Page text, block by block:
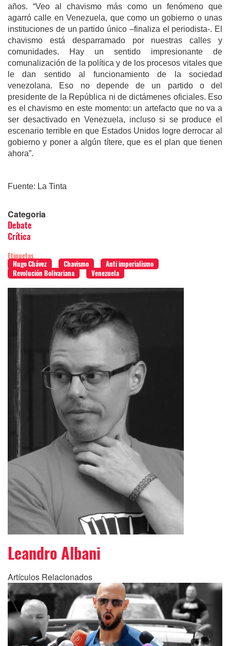
años. “Veo al chavismo más como un fenómeno que
agarró calle en Venezuela, que como un gobierno o unas
instituciones de un partido único –finaliza el periodista-. El
chavismo está desparramado por nuestras calles y
comunidades. Hay un sentido impresionante de
comunalización de la política y de los procesos vitales que
le dan sentido al funcionamiento de la sociedad
venezolana. Eso no depende de un partido o del
presidente de la República ni de dictámenes oficiales. Eso
es el chavismo en este momento: un artefacto que no va a
ser desactivado en Venezuela, incluso si se produce el
escenario terrible en que Estados Unidos logre derrocar al
gobierno y poner a algún títere, que es el plan que tienen
ahora”.
Fuente: La Tinta
Categoria
Debate
Crítica
Etiquetas
Hugo Chávez
Chavismo
Anti imperialismo
Revolución Bolivariana
Venezuela
Leandro Albani
Artículos Relacionados